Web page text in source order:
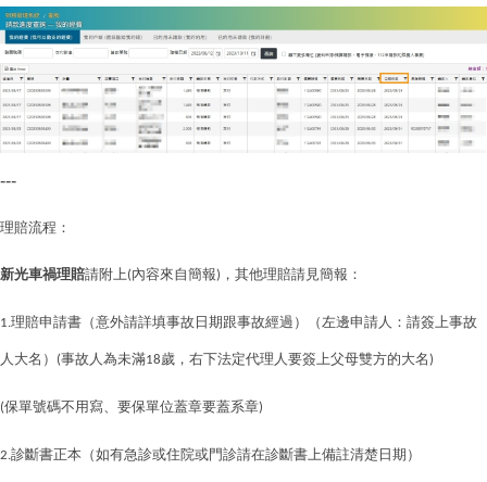
---
理賠流程：
新光車禍理賠請附上(內容來自簡報)，其他理賠請見簡報 ：
1.理賠申請書（意外請詳填事故日期跟事故經過）（左邊申請人：請簽上事故
人大名） (事故人為未滿18歲，右下法定代理人要簽上父母雙方的大名)
(保單號碼不用寫、要保單位蓋章要蓋系章)
2.診斷書正本（如有急診或住院或門診請在診斷書上備註清楚日期）